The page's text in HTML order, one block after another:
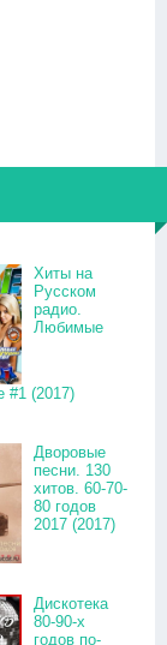
Хиты на
Русском
радио.
Любимые
#1 (2017)
Дворовые
песни. 130
хитов. 60-70-
80 годов
2017 (2017)
Дискотека
80-90-х
годов по-